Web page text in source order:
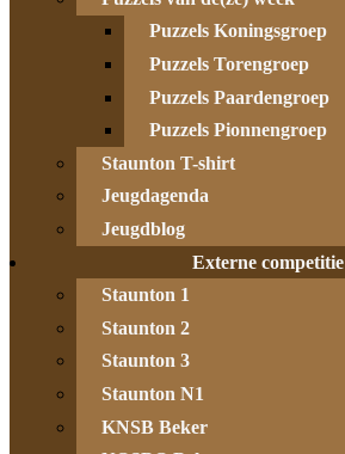
Puzzels Koningsgroep
Puzzels Torengroep
Puzzels Paardengroep
Puzzels Pionnengroep
Staunton T-shirt
Jeugdagenda
Jeugdblog
Externe competitie
Staunton 1
Staunton 2
Staunton 3
Staunton N1
KNSB Beker